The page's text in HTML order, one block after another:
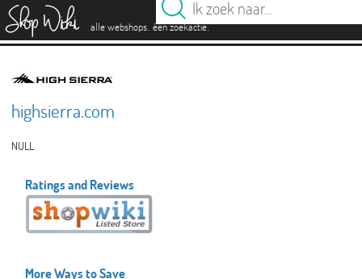
alle webshops. één zoekactie.
highsierra.com
NULL
Ratings and Reviews
More Ways to Save